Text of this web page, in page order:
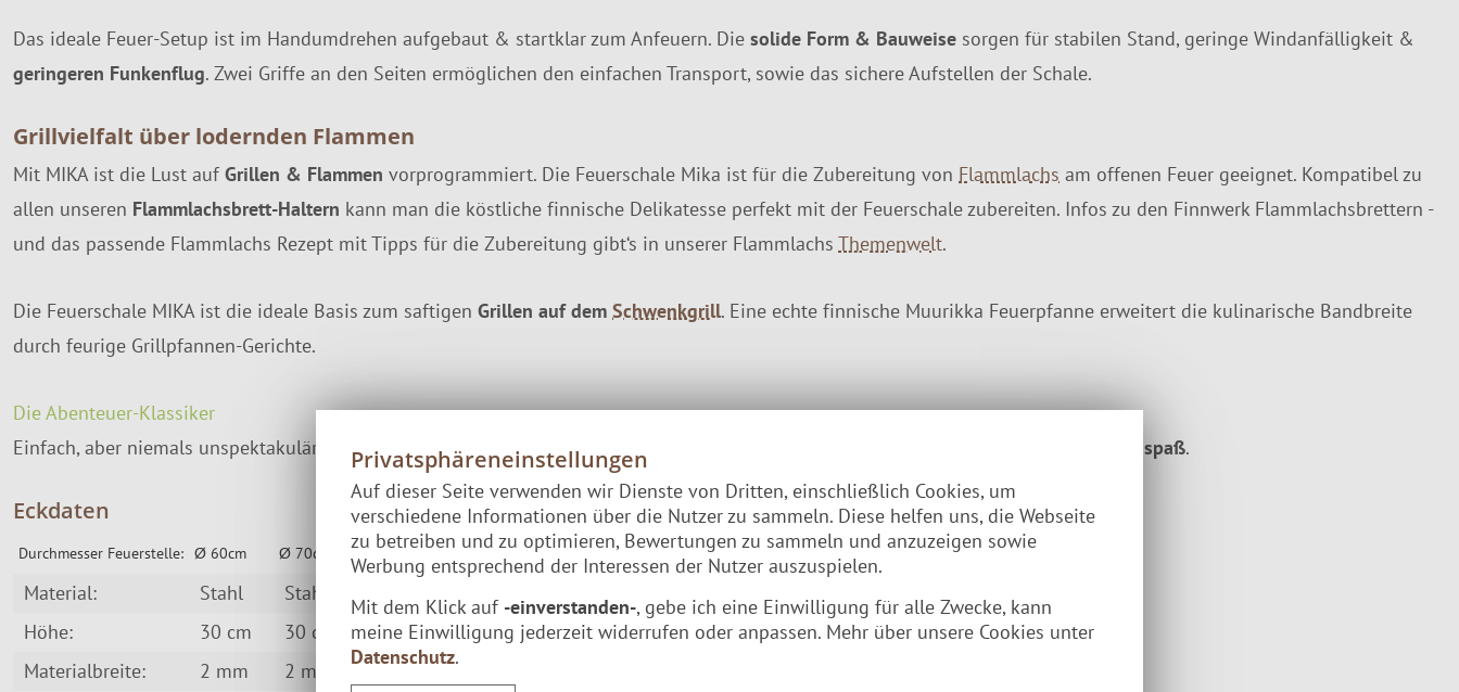
Das ideale Feuer-Setup ist im Handumdrehen aufgebaut & startklar zum Anfeuern. Die solide Form & Bauweise sorgen für stabilen Stand, geringe Windanfälligkeit &
geringeren Funkenflug. Zwei Griffe an den Seiten ermöglichen den einfachen Transport, sowie das sichere Aufstellen der Schale.
Grillvielfalt über lodernden Flammen
Mit MIKA ist die Lust auf Grillen & Flammen vorprogrammiert. Die Feuerschale Mika ist für die Zubereitung von Flammlachs am offenen Feuer geeignet. Kompatibel zu
allen unseren Flammlachsbrett-Haltern kann man die köstliche finnische Delikatesse perfekt mit der Feuerschale zubereiten. Infos zu den Finnwerk Flammlachsbrettern -
und das passende Flammlachs Rezept mit Tipps für die Zubereitung gibt‘s in unserer Flammlachs Themenwelt.
Die Feuerschale MIKA ist die ideale Basis zum saftigen Grillen auf dem Schwenkgrill. Eine echte finnische Muurikka Feuerpfanne erweitert die kulinarische Bandbreite
durch feurige Grillpfannen-Gerichte.
Die Abenteuer-Klassiker
Einfach, aber niemals unspektakulär im Geschmack: Stockbrot, Würstchen oder Marshmallows vom Spieß – gerade
für Kids ein Riesenspaß.
Eckdaten
Durchmesser Feuerstelle: Ø 60cm Ø 70cm Ø 80cm
Material: Stahl Stahl
Höhe:
30 cm 30 cm
30 cm
Materialbreite:
2 mm 2 mm
2 mm
Privatsphäreneinstellungen
Auf dieser Seite verwenden wir Dienste von Dritten, einschließlich Cookies, um
verschiedene Informationen über die Nutzer zu sammeln. Diese helfen uns, die Webseite
zu betreiben und zu optimieren, Bewertungen zu sammeln und anzuzeigen sowie
Werbung entsprechend der Interessen der Nutzer auszuspielen.
Mit dem Klick auf -einverstanden-, gebe ich eine Einwilligung für alle Zwecke, kann
meine Einwilligung jederzeit widerrufen oder anpassen. Mehr über unsere Cookies unter
Datenschutz.